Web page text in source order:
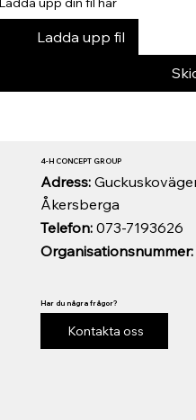
Ladda upp fil
Organisationsnummer:
Telefon:073-7193626
Adress:
Åkersberga
4-H CONCEPT GROUP
Har du några frågor?
Kontakta oss